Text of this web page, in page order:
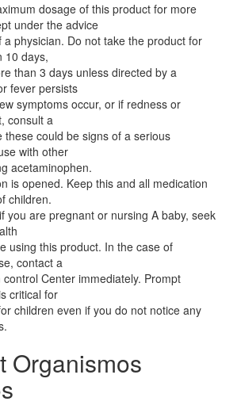
dosage of this product for more
under the advice
a physician. Do not take the product for
10 days,
than 3 days unless directed by a
fever persists
symptoms occur, or if redness or
consult a
these could be signs of a serious
with other
acetaminophen.
is opened. Keep this and all medication
children.
you are pregnant or nursing A baby, seek
using this product. In the case of
contact a
Center immediately. Prompt
critical for
children even if you do not notice any
Organismos